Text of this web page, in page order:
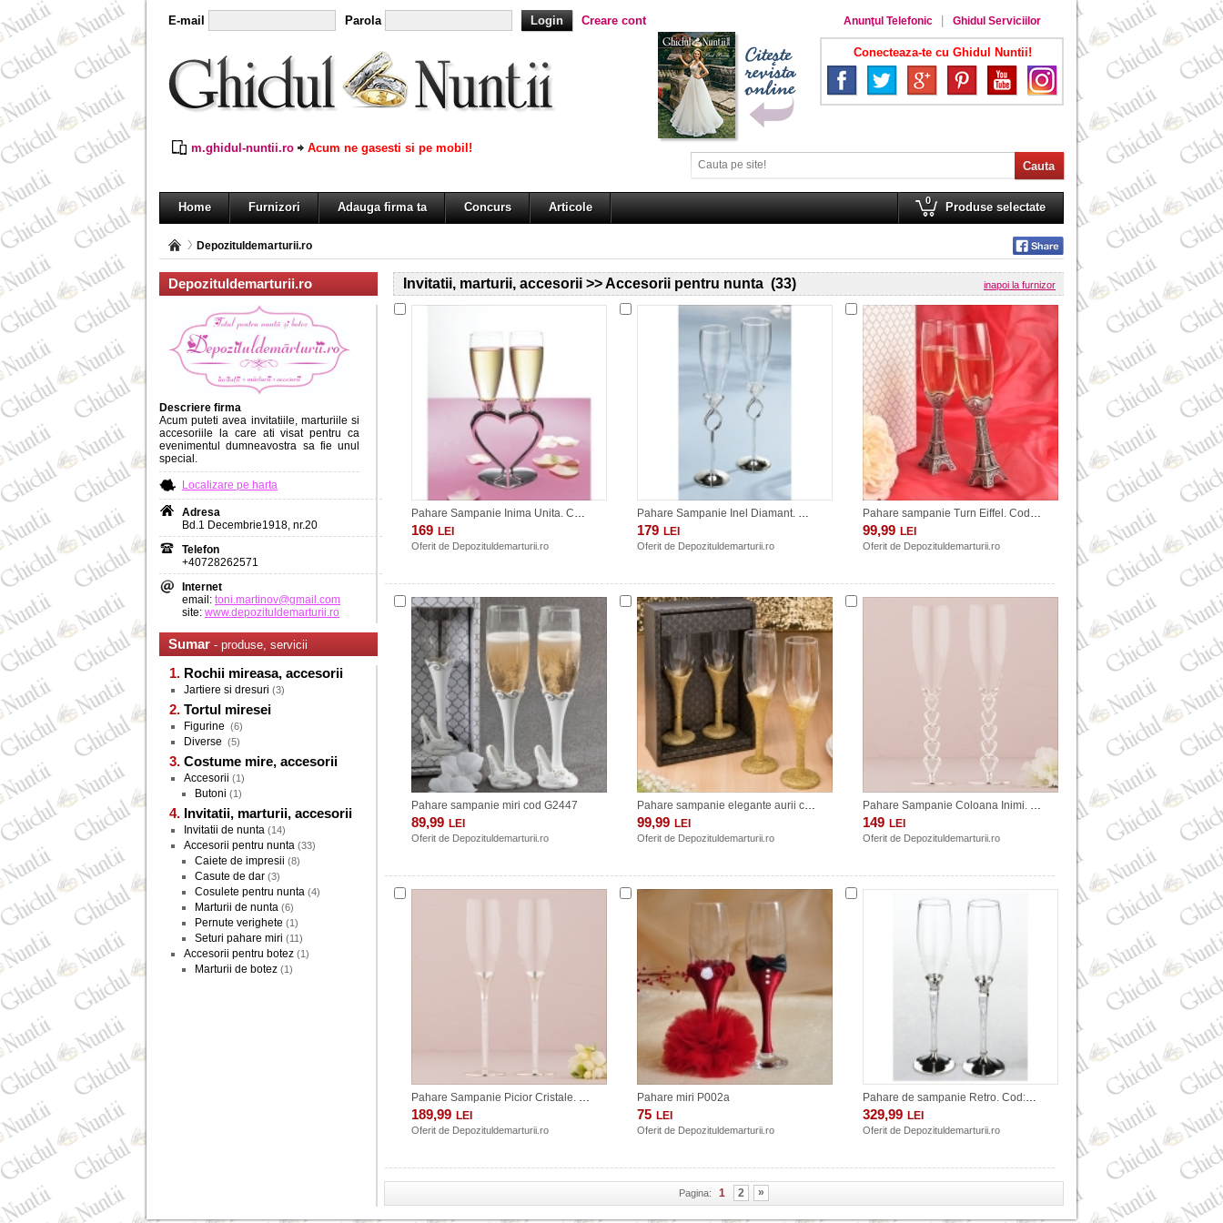
E-mail Parola Creare cont Anunţul Telefonic Ghidul Serviciilor
Conecteaza-te cu Ghidul Nuntii!
m.ghidul-nuntii.ro Acum ne gasesti si pe mobil!
0 Produse selectate
Home Furnizori Adauga firma ta Concurs Articole
Depozituldemarturii.ro
Depozituldemarturii.ro
Descriere firma
Acum puteti avea invitatiile, marturiile si
accesoriile la care ati visat pentru ca
evenimentul dumneavostra sa fie unul
special.
Localizare pe harta
Adresa
Bd.1 Decembrie1918, nr.20
Telefon
+40728262571
Internet
email: toni.martinov@gmail.com
site: www.depozituldemarturii.ro
Sumar - produse, servicii
Rochii mireasa, accesorii
Jartiere si dresuri (3)
Tortul miresei
Figurine (6)
Diverse (5)
Costume mire, accesorii
Accesorii (1)
Butoni (1)
Invitatii, marturii, accesorii
Invitatii de nunta (14)
Accesorii pentru nunta (33)
Caiete de impresii (8)
Casute de dar (3)
Cosulete pentru nunta (4)
Marturii de nunta (6)
Pernute verighete (1)
Seturi pahare miri (11)
Accesorii pentru botez (1)
Marturii de botez (1)
Invitatii, marturii, accesorii >> Accesorii pentru nunta (33) inapoi la furnizor
Pahare Sampanie Inima Unita. COD G441
169 LEI
Oferit de Depozituldemarturii.ro
Pahare Sampanie Inel Diamant. COD G740
179 LEI
Oferit de Depozituldemarturii.ro
Pahare sampanie Turn Eiffel. Cod G2459
99,99 LEI
Oferit de Depozituldemarturii.ro
Pahare sampanie miri cod G2447
89,99 LEI
Oferit de Depozituldemarturii.ro
Pahare sampanie elegante aurii cod G2471
99,99 LEI
Oferit de Depozituldemarturii.ro
Pahare Sampanie Coloana Inimi. COD G439
149 LEI
Oferit de Depozituldemarturii.ro
Pahare Sampanie Picior Cristale. COD G433
189,99 LEI
Oferit de Depozituldemarturii.ro
Pahare miri P002a
75 LEI
Oferit de Depozituldemarturii.ro
Pahare de sampanie Retro. Cod:G550
329,99 LEI
Oferit de Depozituldemarturii.ro
Pagina: 1 2 »